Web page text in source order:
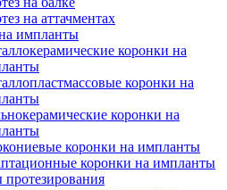
на аттачментах
импланты
коронки на
коронки на
коронки на
коронки на импланты
коронки на импланты